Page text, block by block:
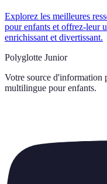
Explorez les meilleures
pour enfants et offrez-leur
enrichissant et divertissant.
Polyglotte Junior
Votre source d'information
multilingue pour enfants.